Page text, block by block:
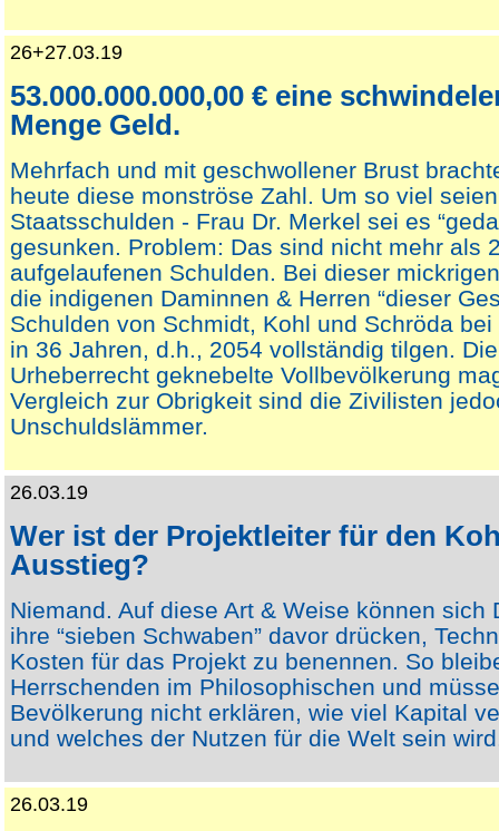
26+27.03.19
53.000.000.000,00 € eine
Menge Geld.
Mehrfach und mit geschwollener Brust
heute diese monströse Zahl. Um so viel
Staatsschulden - Frau Dr. Merkel sei es
gesunken. Problem: Das sind nicht mehr als
aufgelaufenen Schulden. Bei dieser
die indigenen Daminnen & Herren “dieser
Schulden von Schmidt, Kohl und Schröda
in 36 Jahren, d.h., 2054 vollständig tilgen.
Urheberrecht geknebelte Vollbevölkerung
Vergleich zur Obrigkeit sind die Zivilisten
Unschuldslämmer.
26.03.19
Wer ist der Projektleiter für den
Ausstieg?
Niemand. Auf diese Art & Weise können sich
ihre “sieben Schwaben” davor drücken,
Kosten für das Projekt zu benennen. So
Herrschenden im Philosophischen und
Bevölkerung nicht erklären, wie viel Kapital
und welches der Nutzen für die Welt sein
26.03.19